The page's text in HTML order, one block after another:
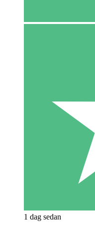
1 dag sedan